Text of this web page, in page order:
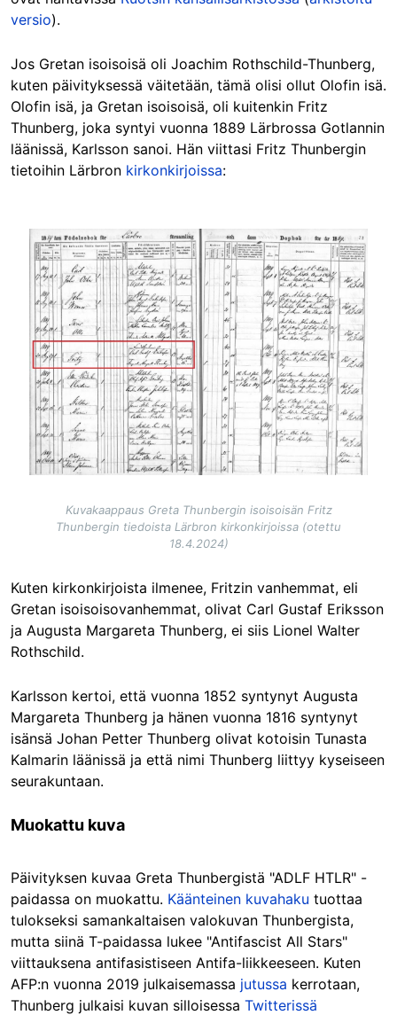
versio).
Jos Gretan isoisoisä oli Joachim Rothschild-Thunberg,
kuten päivityksessä väitetään, tämä olisi ollut Olofin isä.
Olofin isä, ja Gretan isoisoisä, oli kuitenkin Fritz
Thunberg, joka syntyi vuonna 1889 Lärbrossa Gotlannin
läänissä, Karlsson sanoi. Hän viittasi Fritz Thunbergin
tietoihin Lärbron kirkonkirjoissa:
Image
Kuvakaappaus Greta Thunbergin isoisoisän Fritz
Thunbergin tiedoista Lärbron kirkonkirjoissa (otettu
18.4.2024)
Kuten kirkonkirjoista ilmenee, Fritzin vanhemmat, eli
Gretan isoisoisovanhemmat, olivat Carl Gustaf Eriksson
ja Augusta Margareta Thunberg, ei siis Lionel Walter
Rothschild.
Karlsson kertoi, että vuonna 1852 syntynyt Augusta
Margareta Thunberg ja hänen vuonna 1816 syntynyt
isänsä Johan Petter Thunberg olivat kotoisin Tunasta
Kalmarin läänissä ja että nimi Thunberg liittyy kyseiseen
seurakuntaan.
Muokattu kuva
Päivityksen kuvaa Greta Thunbergistä "ADLF HTLR" -
paidassa on muokattu. Käänteinen kuvahaku tuottaa
tulokseksi samankaltaisen valokuvan Thunbergista,
mutta siinä T-paidassa lukee "Antifascist All Stars"
viittauksena antifasistiseen Antifa-liikkeeseen. Kuten
AFP:n vuonna 2019 julkaisemassa jutussa kerrotaan,
Thunberg julkaisi kuvan silloisessa Twitterissä